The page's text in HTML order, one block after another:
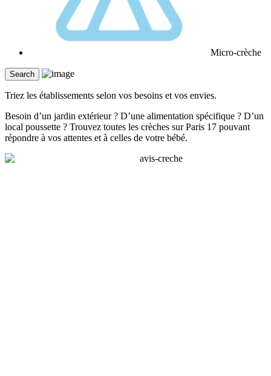
Micro-crèche
Triez les établissements selon vos besoins et vos envies.
Besoin d’un jardin extérieur ? D’une alimentation spécifique ? D’un
local poussette ? Trouvez toutes les crèches sur Paris 17 pouvant
répondre à vos attentes et à celles de votre bébé.